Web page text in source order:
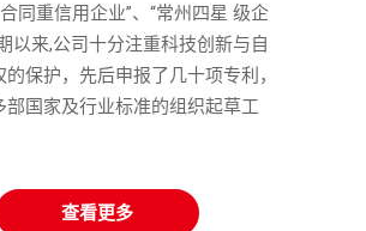
同重信用企业”、“常州四星 级企
以来,公司十分注重科技创新与自
的保护，先后申报了几十项专利，
部国家及行业标准的组织起草工
查看更多